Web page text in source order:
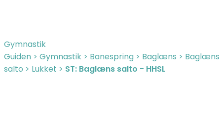
Gymnastik
Guiden > Gymnastik > Banespring > Baglæns > Baglæns
salto > Lukket > ST: Baglæns salto - HHSL